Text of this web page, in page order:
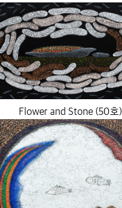
Flower and Stone (50호)